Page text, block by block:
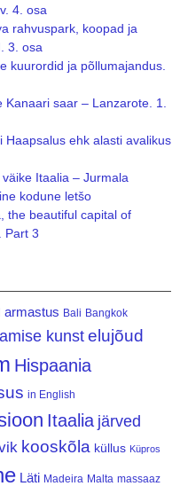
4. osa
rahvuspark, koopad ja
3. osa
kuurordid ja põllumajandus.
Kanaari saar – Lanzarote. 1.
Haapsalus ehk alasti avalikus
Itaalia – Jurmala
kodune letšo
the beautiful capital of
Part 3
armastus Bali Bangkok
kunst elujõud
Hispaania
in English
Itaalia järved
kooskõla küllus Küpros
Läti Madeira Malta massaaz